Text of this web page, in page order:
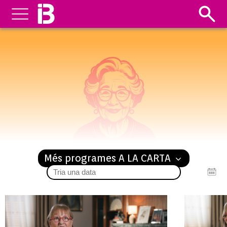
MADONES
Més programes A LA CARTA